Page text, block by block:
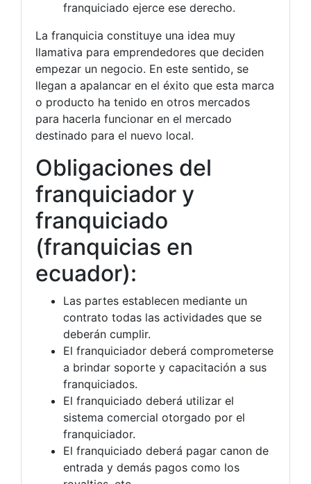
franquiciado ejerce ese derecho.
La franquicia constituye una idea muy
llamativa para emprendedores que deciden
empezar un negocio. En este sentido, se
llegan a apalancar en el éxito que esta marca
o producto ha tenido en otros mercados
para hacerla funcionar en el mercado
destinado para el nuevo local.
Obligaciones del
franquiciador y
franquiciado
(franquicias en
ecuador):
Las partes establecen mediante un
contrato todas las actividades que se
deberán cumplir.
El franquiciador deberá comprometerse
a brindar soporte y capacitación a sus
franquiciados.
El franquiciado deberá utilizar el
sistema comercial otorgado por el
franquiciador.
El franquiciado deberá pagar canon de
entrada y demás pagos como los